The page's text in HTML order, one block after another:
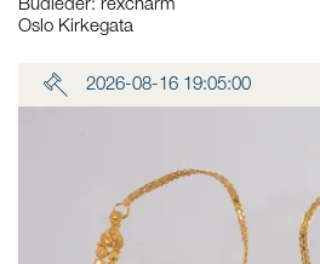
Budleder: rexcharm
Oslo Kirkegata
2026-08-16 19:05:00